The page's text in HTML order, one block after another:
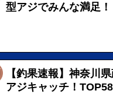
型アジでみんな満足！
【釣果速報】神奈川
アジキャッチ！